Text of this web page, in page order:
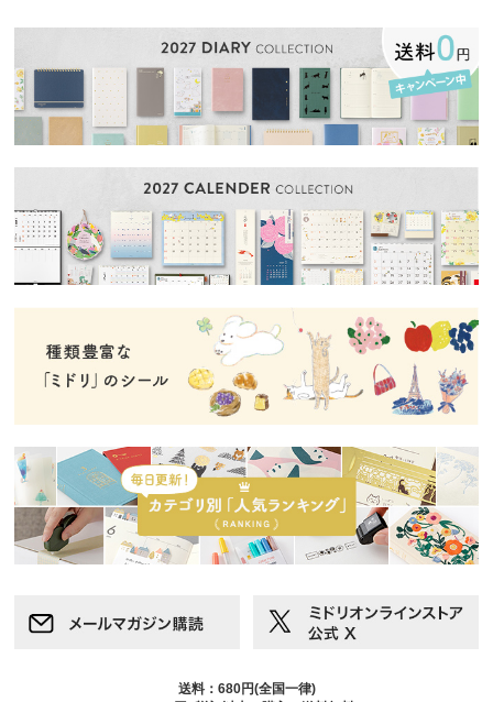
送料：680円(全国一律)